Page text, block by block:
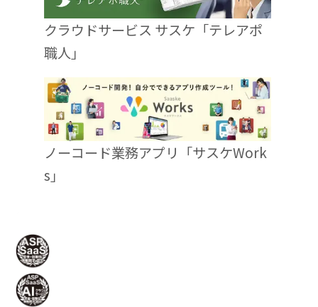
クラウドサービス サスケ「テレアポ
職人」
ノーコード業務アプリ「サスケWork
s」